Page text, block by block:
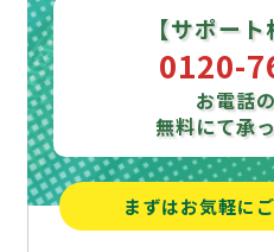
【サポート
0120-
お電話
無料にて承
まずはお気軽に